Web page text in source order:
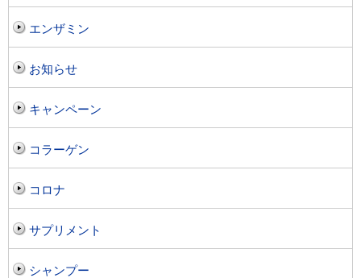
エンザミン
お知らせ
キャンペーン
コラーゲン
コロナ
サプリメント
シャンプー